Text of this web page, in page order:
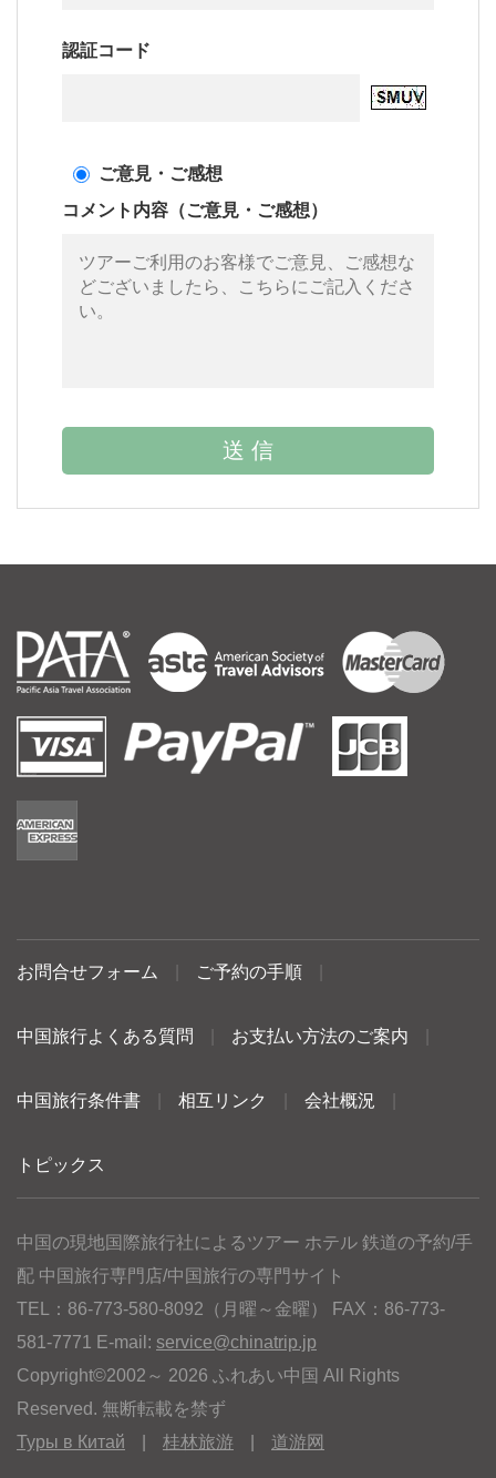
認証コード
ご意見・ご感想
コメント内容（ご意見・ご感想）
お問合せフォーム ご予約の手順
中国旅行よくある質問 お支払い方法のご案内
中国旅行条件書 相互リンク 会社概況
トピックス
中国の現地国際旅行社によるツアー ホテル 鉄道の予約/手
配 中国旅行専門店/中国旅行の専門サイト
TEL：86-773-580-8092（月曜～金曜） FAX：86-773-
581-7771 E-mail: service@chinatrip.jp
Copyright©2002～ 2026 ふれあい中国 All Rights
Reserved. 無断転載を禁ず
Туры в Китай
桂林旅游 道游网